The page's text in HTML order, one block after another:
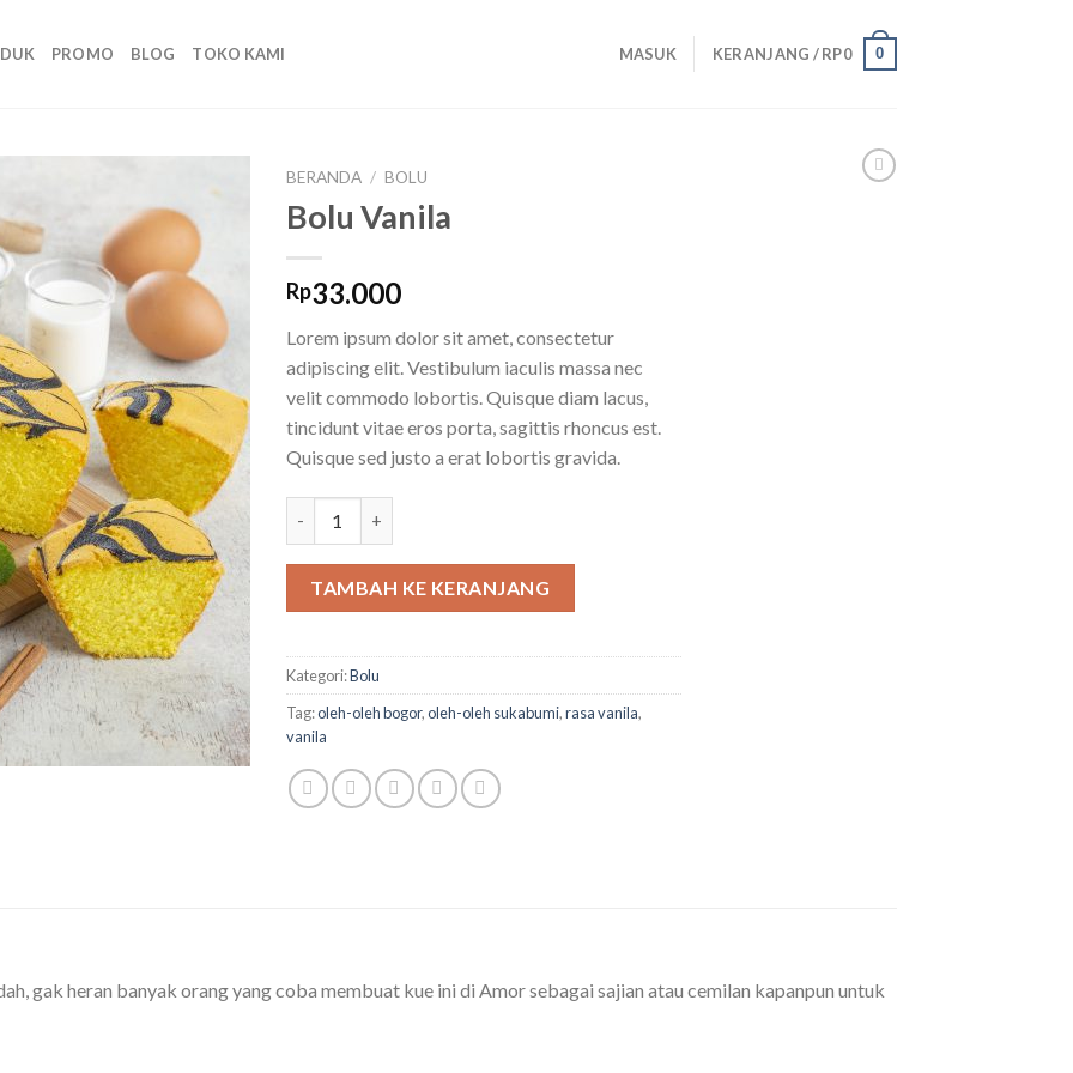
PROMO BLOG TOKO KAMI MASUK KERANJANG /RP0 0
Add to
wishlist
BERANDA / BOLU
Bolu Vanila
Rp33.000
Lorem ipsum dolor sit amet, consectetur
adipiscing elit. Vestibulum iaculis massa nec
velit commodo lobortis. Quisque diam lacus,
tincidunt vitae eros porta, sagittis rhoncus est.
Quisque sed justo a erat lobortis gravida.
TAMBAH KE KERANJANG
Kategori:Bolu
Tag:oleh-oleh bogor,oleh-oleh sukabumi,rasa vanila,
vanila
gak heran banyak orang yang coba membuat kue ini di Amor sebagai sajian atau cemilan kapanpun untuk